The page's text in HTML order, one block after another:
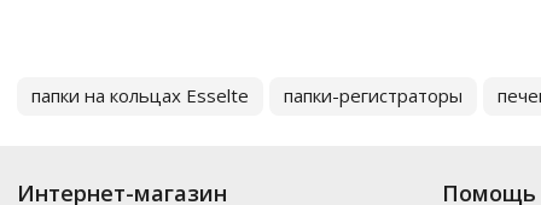
папки на кольцах Esselte папки-регистраторы
Интернет-магазин Помощь